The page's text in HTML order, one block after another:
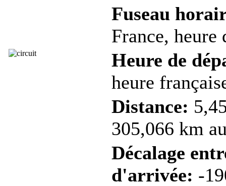
Fuseau
France, heure
Heure de
heure
Distance:
305,066 km
Décalage
d'arrivée: -